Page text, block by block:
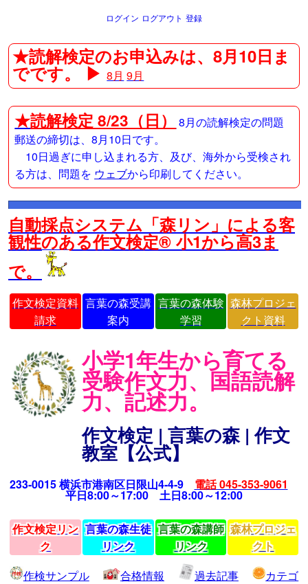
ログイン ログアウト 登録
★読解検定のお申込みは、8月10日ま
でです。 ▶8月 9月
★読解検定 8/23（日）
8月の読解検定の問題
郵送の締切は、8月10日です。
10日過ぎに申し込まれる方、及び、海外から受検され
る方は、問題を ウェブから印刷してください。
自動採点システム「森リン」による客
観性のある作文検定® 小1から高3ま
で。
作文検定資料
請求
言葉の森受講
案内
言葉の森体験
学習
森林プロジェ
クト資料
小学1年生から育てる
受験作文力、国語読解
力、記述力。
作文検定 | 言葉の森 | 作文
教室【公式】
233-0015 横浜市港南区日限山4-4-9 電話 045-353-9061
平日8:00～17:00 土日8:00～12:00
作文検定リン
ク
言葉の森生徒
リンク
言葉の森講師
リンク
森林プロジェ
クト
作検サンプル
合格情報 過去記事
カテゴ